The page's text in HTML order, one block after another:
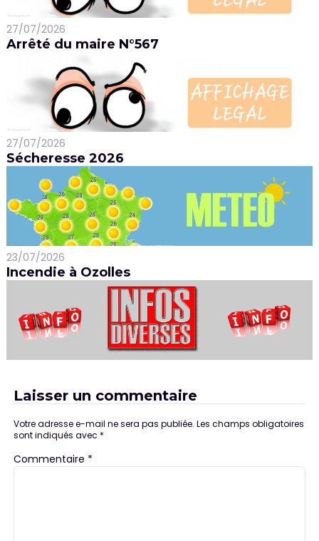
27/07/2026
Arrêté du maire N°567
27/07/2026
Sécheresse 2026
23/07/2026
Incendie à Ozolles
Laisser un commentaire
Votre adresse e-mail ne sera pas publiée. Les champs obligatoires
sont indiqués avec *
Commentaire *